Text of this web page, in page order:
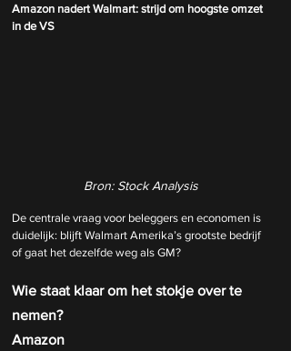
Amazon nadert Walmart: strijd om hoogste omzet
in de VS
Bron: Stock Analysis
De centrale vraag voor beleggers en economen is
duidelijk: blijft Walmart Amerika’s grootste bedrijf
of gaat het dezelfde weg als GM?
Wie staat klaar om het stokje over te
nemen?
Amazon